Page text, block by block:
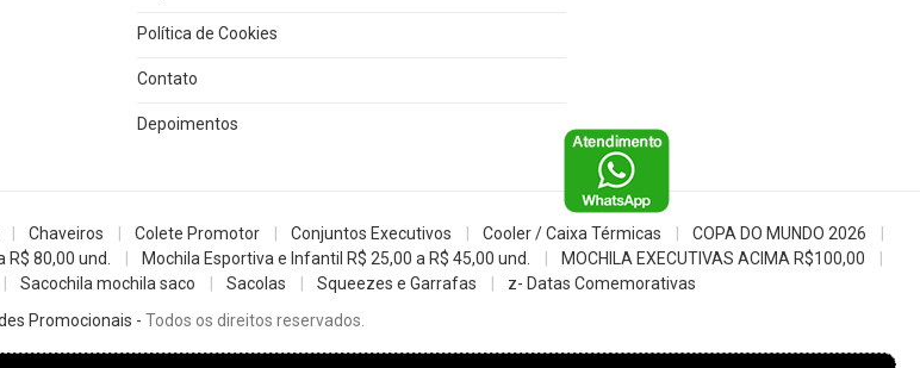
Política de Cookies
Contato
Depoimentos
Chaveiros Colete Promotor Conjuntos Executivos Cooler / Caixa Térmicas
COPA DO MUNDO 2026
80,00 und. Mochila Esportiva e Infantil R$ 25,00 a R$ 45,00 und.
MOCHILA EXECUTIVAS ACIMA R$100,00
Sacochila mochila saco Sacolas Squeezes e Garrafas
z- Datas Comemorativas
Promocionais - Todos os direitos reservados.